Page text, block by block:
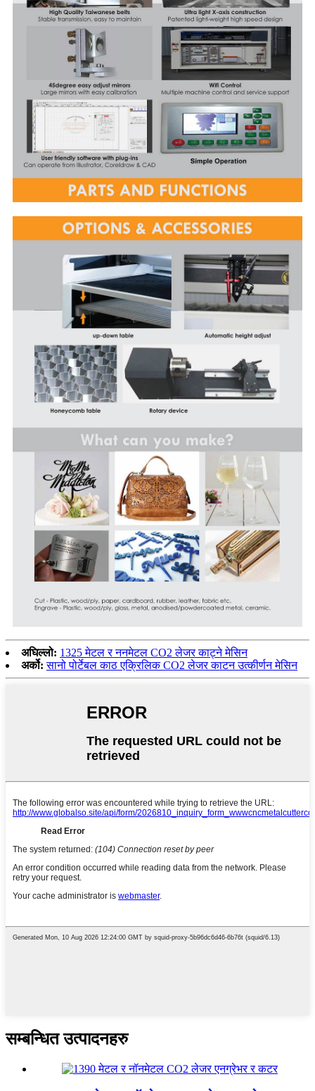
अघिल्लो: 1325 मेटल र ननमेटल CO2 लेजर काट्ने मेसिन
अर्को: सानो पोर्टेबल काठ एक्रिलिक CO2 लेजर काटन उत्कीर्णन मेसिन
सम्बन्धित उत्पादनहरु